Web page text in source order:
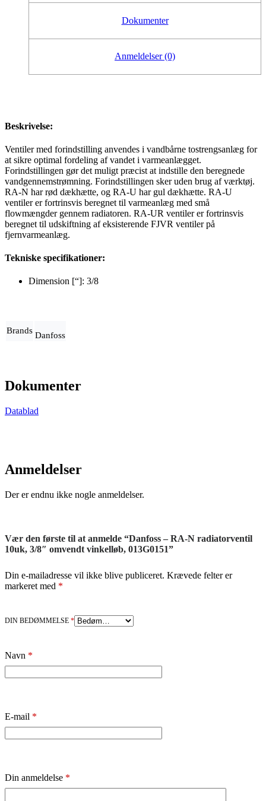
Dokumenter
Anmeldelser (0)
Beskrivelse:
Ventiler med forindstilling anvendes i vandbårne tostrengsanlæg for
at sikre optimal fordeling af vandet i varmeanlægget.
Forindstillingen gør det muligt præcist at indstille den beregnede
vandgennemstrømning. Forindstillingen sker uden brug af værktøj.
RA-N har rød dækhætte, og RA-U har gul dækhætte. RA-U
ventiler er fortrinsvis beregnet til varmeanlæg med små
flowmængder gennem radiatoren. RA-UR ventiler er fortrinsvis
beregnet til udskiftning af eksisterende FJVR ventiler på
fjernvarmeanlæg.
Tekniske specifikationer:
Dimension [“]: 3/8
Brands Danfoss
Dokumenter
Datablad
Anmeldelser
Der er endnu ikke nogle anmeldelser.
Vær den første til at anmelde “Danfoss – RA-N radiatorventil
10uk, 3/8″ omvendt vinkelløb, 013G0151”
Din e-mailadresse vil ikke blive publiceret. Krævede felter er
markeret med *
DIN BEDØMMELSE *
Navn *
E-mail *
Din anmeldelse *